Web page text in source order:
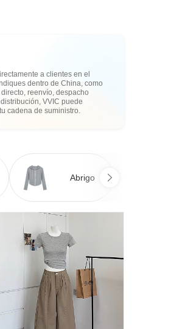
a clientes en el
dentro de China, como
reenvío, despacho
VVIC puede
cadena de suministro.
Abrigo